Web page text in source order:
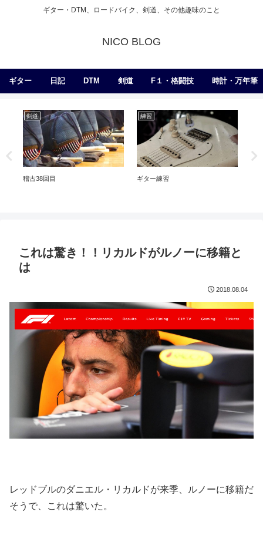
ギター・DTM、ロードバイク、剣道、その他趣味のこと
NICO BLOG
ギター 日記 DTM 剣道 F１・格闘技 時計・万年筆
剣道
稽古38回目
練習
ギター練習
これは驚き！！リカルドがルノーに移籍と
は
2018.08.04
レッドブルのダニエル・リカルドが来季、ルノーに移籍だ
そうで、これは驚いた。